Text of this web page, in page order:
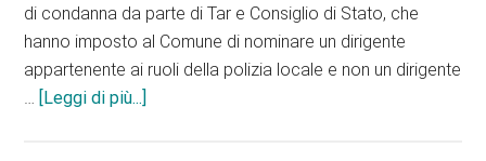
di condanna da parte di Tar e Consiglio di Stato, che
hanno imposto al Comune di nominare un dirigente
appartenente ai ruoli della polizia locale e non un dirigente
[Leggi di più...]